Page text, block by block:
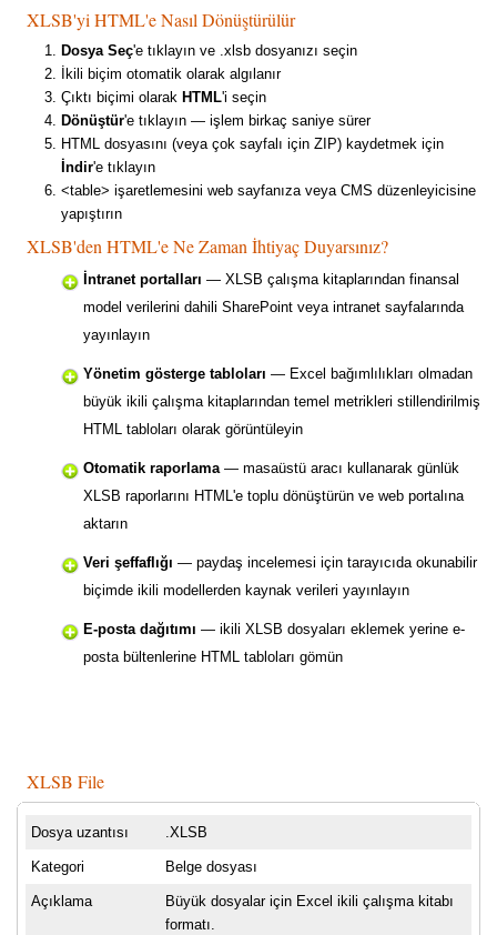
XLSB'yi HTML'e Nasıl Dönüştürülür
Dosya Seç'e tıklayın ve .xlsb dosyanızı seçin
İkili biçim otomatik olarak algılanır
Çıktı biçimi olarak HTML'i seçin
Dönüştür'e tıklayın — işlem birkaç saniye sürer
HTML dosyasını (veya çok sayfalı için ZIP) kaydetmek için
İndir'e tıklayın
<table> işaretlemesini web sayfanıza veya CMS düzenleyicisine
yapıştırın
XLSB'den HTML'e Ne Zaman İhtiyaç Duyarsınız?
İntranet portalları — XLSB çalışma kitaplarından finansal
model verilerini dahili SharePoint veya intranet sayfalarında
yayınlayın
Yönetim gösterge tabloları — Excel bağımlılıkları olmadan
büyük ikili çalışma kitaplarından temel metrikleri stillendirilmiş
HTML tabloları olarak görüntüleyin
Otomatik raporlama— masaüstü aracı kullanarak günlük
XLSB raporlarını HTML'e toplu dönüştürün ve web portalına
aktarın
Veri şeffaflığı — paydaş incelemesi için tarayıcıda okunabilir
biçimde ikili modellerden kaynak verileri yayınlayın
E-posta dağıtımı — ikili XLSB dosyaları eklemek yerine e-
posta bültenlerine HTML tabloları gömün
XLSB File
Dosya uzantısı .XLSB
Kategori Belge dosyası
Açıklama
Büyük dosyalar için Excel ikili çalışma kitabı
formatı.